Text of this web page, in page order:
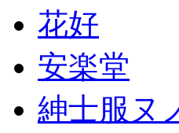
花好
安楽堂
紳士服ヌ